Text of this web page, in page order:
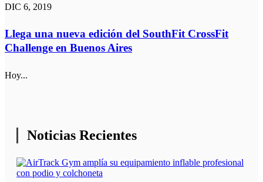
DIC 6, 2019
Llega una nueva edición del SouthFit CrossFit
Challenge en Buenos Aires
Hoy...
Noticias Recientes